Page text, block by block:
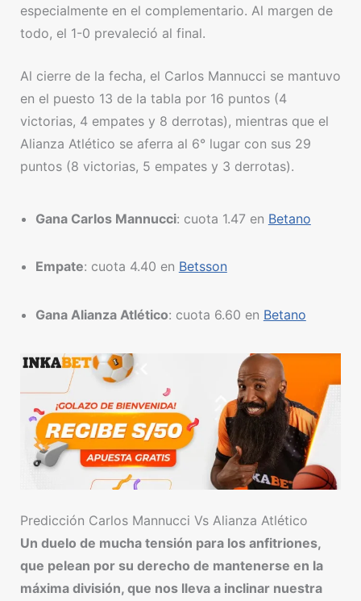
especialmente en el complementario. Al margen de
todo, el 1-0 prevaleció al final.
Al cierre de la fecha, el Carlos Mannucci se mantuvo
en el puesto 13 de la tabla por 16 puntos (4
victorias, 4 empates y 8 derrotas), mientras que el
Alianza Atlético se aferra al 6° lugar con sus 29
puntos (8 victorias, 5 empates y 3 derrotas).
Gana Carlos Mannucci: cuota 1.47 en Betano
Empate: cuota 4.40 en Betsson
Gana Alianza Atlético: cuota 6.60 en Betano
Predicción Carlos Mannucci Vs Alianza Atlético
Un duelo de mucha tensión para los anfitriones,
que pelean por su derecho de mantenerse en la
máxima división, que nos lleva a inclinar nuestra